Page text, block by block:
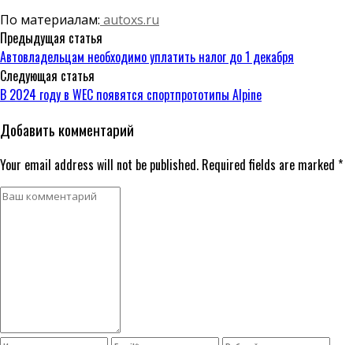
По материалам: autoxs.ru
Предыдущая статья
Автовладельцам необходимо уплатить налог до 1 декабря
Следующая статья
В 2024 году в WEC появятся спортпрототипы Alpine
Добавить комментарий
Your email address will not be published. Required fields are marked *